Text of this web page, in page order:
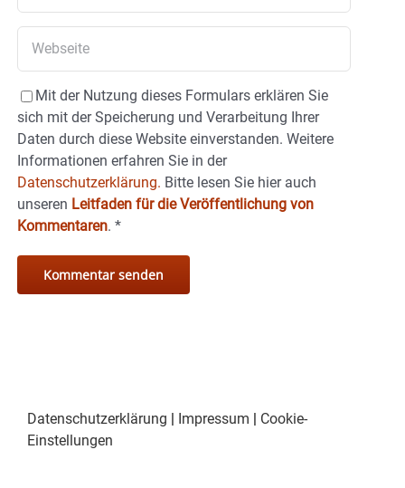
Mit der Nutzung dieses Formulars erklären Sie
sich mit der Speicherung und Verarbeitung Ihrer
Daten durch diese Website einverstanden. Weitere
Informationen erfahren Sie in der
Datenschutzerklärung. Bitte lesen Sie hier auch
unseren Leitfaden für die Veröffentlichung von
Kommentaren. *
Datenschutzerklärung | Impressum | Cookie-
Einstellungen